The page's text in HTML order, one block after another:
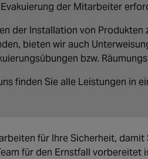
der Mitarbeiter
der Installation von Produkten
bieten wir auch
bzw.
finden Sie alle Leistungen in
für Ihre Sicherheit,
für den Ernstfall vorbereitet